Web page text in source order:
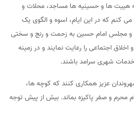
هییت ها و حسینیه ها مساجد، محلات و
کنم که در این ایام، اسوه و الگوی یک
و مجلس امام حسین به زحمت و رنج و سختی
اخلاق اجتماعی را رعایت نمایند و در زمینه
شهری سرامد باشند.
عزیز همکاری کنند که کوچه ها،
محرم و صفر پاکیزه بماند. بیش از پیش توجه